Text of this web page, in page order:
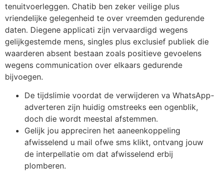
tenuitvoerleggen. Chatib ben zeker veilige plus
vriendelijke gelegenheid te over vreemden gedurende
daten. Diegene applicati zijn vervaardigd wegens
gelijkgestemde mens, singles plus exclusief publiek die
waarderen absent bestaan zoals positieve gevoelens
wegens communication over elkaars gedurende
bijvoegen.
De tijdslimie voordat de verwijderen va WhatsApp-
adverteren zijn huidig omstreeks een ogenblik,
doch die wordt meestal afstemmen.
Gelijk jou appreciren het aaneenkoppeling
afwisselend u mail ofwe sms klikt, ontvang jouw
de interpellatie om dat afwisselend erbij
plomberen.